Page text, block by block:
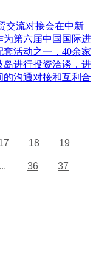
交流对接会在中新
为第六届中国国际进
活动之一，40余家
岛进行投资洽谈，进
沟通对接和互利合
18 19
... 36 37